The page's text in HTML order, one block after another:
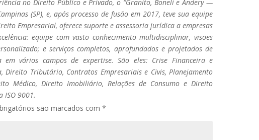
no Direito Público e Privado, o “Granito, Boneli e Andery —
(SP), e, após processo de fusão em 2017, teve sua equipe
Empresarial, oferece suporte e assessoria jurídica a empresas
equipe com vasto conhecimento multidisciplinar, visões
e serviços completos, aprofundados e projetados de
vários campos de expertise. São eles: Crise Financeira e
Direito Tributário, Contratos Empresariais e Civis, Planejamento
Médico, Direito Imobiliário, Relações de Consumo e Direito
ISO 9001.
são marcados com*